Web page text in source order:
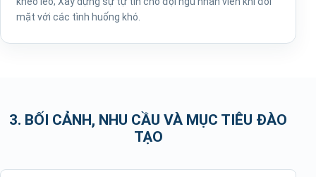
mặt với các tình huống khó.
3. BỐI CẢNH, NHU CẦU VÀ MỤC TIÊU ĐÀO
TẠO